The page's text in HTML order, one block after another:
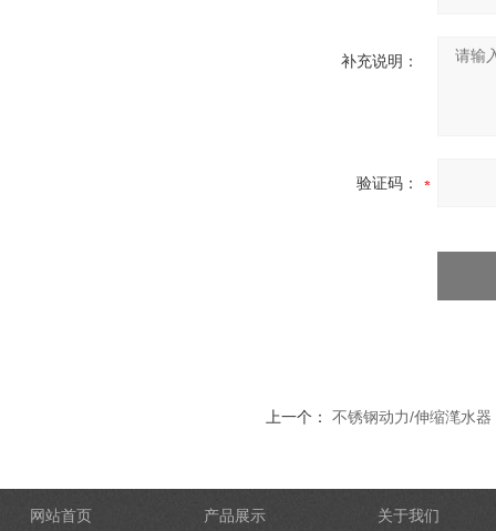
补充说明：
验证码：
上一个： 不锈钢动力/伸缩滗水器
网站首页 产品展示 关于我们